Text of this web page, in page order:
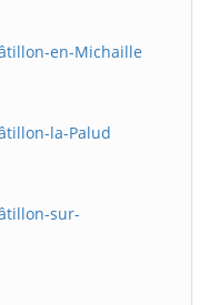
en-Michaille
la-Palud
sur-